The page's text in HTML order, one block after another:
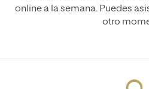
online a la semana. Puedes
otro